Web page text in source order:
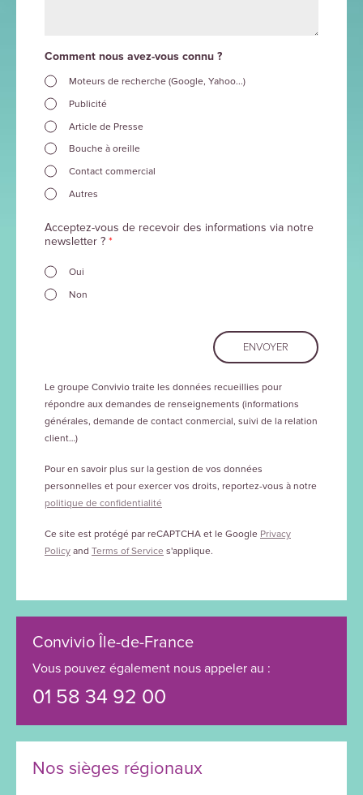
Comment nous avez-vous connu ?
Moteurs de recherche (Google, Yahoo...)
Publicité
Article de Presse
Bouche à oreille
Contact commercial
Autres
Acceptez-vous de recevoir des informations via notre
newsletter ? *
Oui
Non
Le groupe Convivio traite les données recueillies pour
répondre aux demandes de renseignements (informations
générales, demande de contact conmercial, suivi de la relation
client…)
Pour en savoir plus sur la gestion de vos données
personnelles et pour exercer vos droits, reportez-vous à notre
politique de confidentialité
Ce site est protégé par reCAPTCHA et le Google Privacy
Policy and Terms of Service s'applique.
Convivio Île-de-France
Vous pouvez également nous appeler au :
01 58 34 92 00
Nos sièges régionaux